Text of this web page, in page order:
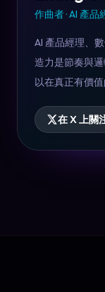
作曲者 · AI 產品
AI 產品經理、
造力是節奏與
以在真正有價值
在 X 上關